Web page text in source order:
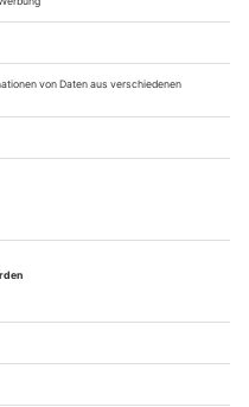
– Ein deutsch-polnisches
ist kompliziert, es
einen Untertitel. «Ein
jenseits der 70»
Bankräuber spielen
nur deutsche und
Laien. Der Untertitel ist
Newsletter